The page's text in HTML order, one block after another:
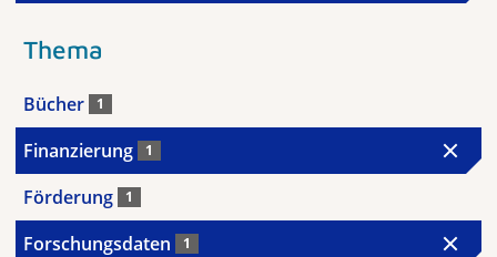
Thema
Bücher 1
Finanzierung 1
Förderung 1
Forschungsdaten 1